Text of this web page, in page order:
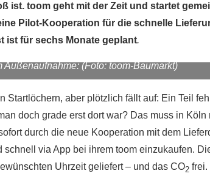
ist. toom geht mit der Zeit und startet
Pilot-Kooperation für die schnelle
ist für sechs Monate geplant.
Außenaufnahme: (Foto: toom-Baumarkt)
Startlöchern, aber plötzlich fällt auf: Ein Teil
doch grade erst dort war? Das muss in Köln
durch die neue Kooperation mit dem
via App bei ihrem toom einzukaufen.
Uhrzeit geliefert – und das CO2 frei.